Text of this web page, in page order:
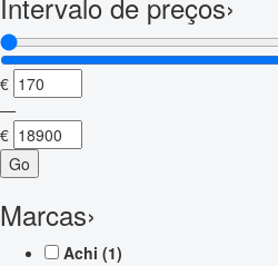
€
—
€
Go
Marcas›
Achi (1)